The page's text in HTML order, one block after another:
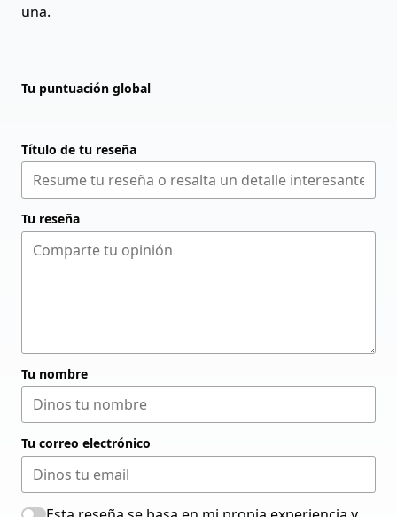
una.
Tu puntuación global
Título de tu reseña
Tu reseña
Tu nombre
Tu correo electrónico